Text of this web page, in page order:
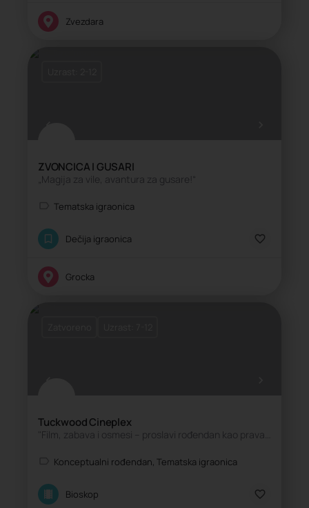
Zvezdara
ZVONCICA I GUSARI
„Magija za vile, avantura za gusare!“
Tematska igraonica
Dečija igraonica
Grocka
Tuckwood Cineplex
"Film, zabava i osmesi – proslavi rođendan kao prava filmska zvezda!" 🌟🎬
Konceptualni rođendan, Tematska igraonica
Bioskop